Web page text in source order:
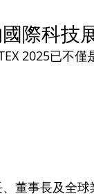
際科技
2025已不
董事長及全